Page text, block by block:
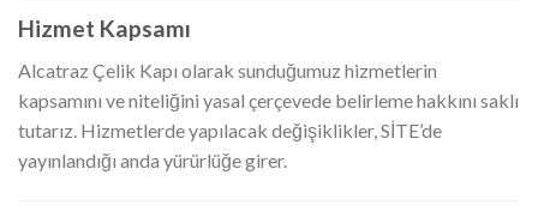
Hizmet Kapsamı
Alcatraz Çelik Kapı olarak sunduğumuz hizmetlerin
kapsamını ve niteliğini yasal çerçevede belirleme hakkını saklı
tutarız. Hizmetlerde yapılacak değişiklikler, SİTE’de
yayınlandığı anda yürürlüğe girer.